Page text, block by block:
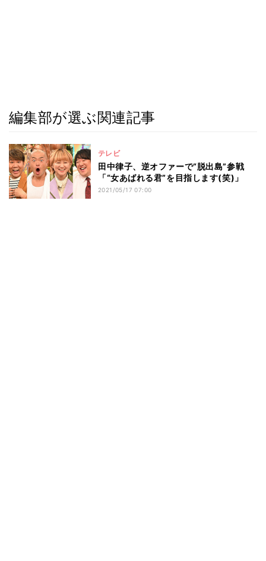
編集部が選ぶ関連記事
テレビ
田中律子、逆オファーで“脱出島”参戦
「“女あばれる君”を目指します(笑)」
2021/05/17 07:00